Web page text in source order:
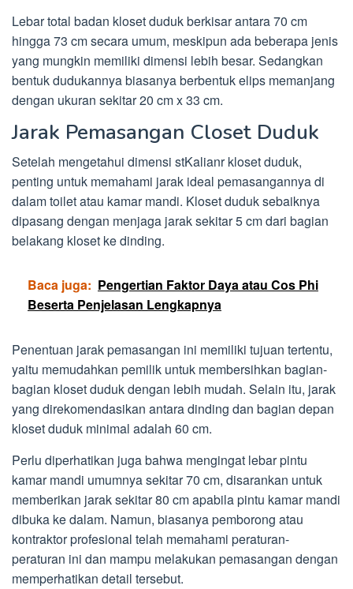
Lebar total badan kloset duduk berkisar antara 70 cm
hingga 73 cm secara umum, meskipun ada beberapa jenis
yang mungkin memiliki dimensi lebih besar. Sedangkan
bentuk dudukannya biasanya berbentuk elips memanjang
dengan ukuran sekitar 20 cm x 33 cm.
Jarak Pemasangan Closet Duduk
Setelah mengetahui dimensi stKalianr kloset duduk,
penting untuk memahami jarak ideal pemasangannya di
dalam toilet atau kamar mandi. Kloset duduk sebaiknya
dipasang dengan menjaga jarak sekitar 5 cm dari bagian
belakang kloset ke dinding.
Baca juga: Pengertian Faktor Daya atau Cos Phi
Beserta Penjelasan Lengkapnya
Penentuan jarak pemasangan ini memiliki tujuan tertentu,
yaitu memudahkan pemilik untuk membersihkan bagian-
bagian kloset duduk dengan lebih mudah. Selain itu, jarak
yang direkomendasikan antara dinding dan bagian depan
kloset duduk minimal adalah 60 cm.
Perlu diperhatikan juga bahwa mengingat lebar pintu
kamar mandi umumnya sekitar 70 cm, disarankan untuk
memberikan jarak sekitar 80 cm apabila pintu kamar mandi
dibuka ke dalam. Namun, biasanya pemborong atau
kontraktor profesional telah memahami peraturan-
peraturan ini dan mampu melakukan pemasangan dengan
memperhatikan detail tersebut.